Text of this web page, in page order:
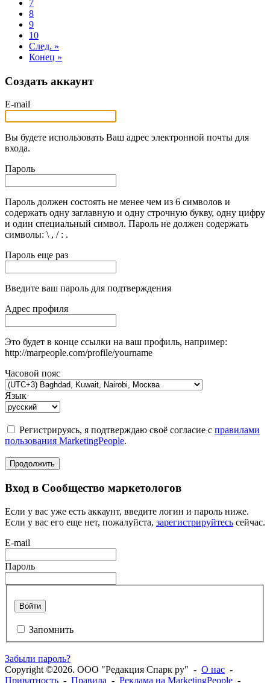
7
8
9
10
След. »
Конец »
Создать аккаунт
E-mail
Вы будете использовать Ваш адрес электронной почты для
входа.
Пароль
Пароль должен состоять не менее чем из 6 символов и
содержать одну заглавную и одну строчную букву, одну цифру
и один специальный символ. Пароль не должен содержать
символы: \ , / : .
Пароль еще раз
Введите ваш пароль для подтверждения
Адрес профиля
Это будет в конце ссылки на ваш профиль, например:
http://marpeople.com/profile/yourname
Часовой пояс
Язык
Регистрируясь, я подтверждаю своё согласие с правилами
пользования MarketingPeople.
Продолжить
Вход в Сообщество маркетологов
Если у вас уже есть аккаунт, введите логин и пароль ниже.
Если у вас его еще нет, пожалуйста, зарегистрируйтесь сейчас.
E-mail
Пароль
Войти
Запомнить
Забыли пароль?
Copyright ©2026. ООО "Редакция Спарк ру" - О нас -
Приватность - Правила - Реклама на MarketingPeople -